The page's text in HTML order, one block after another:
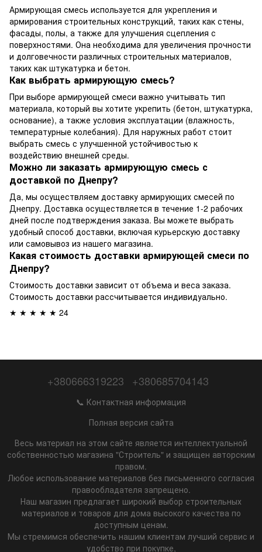
Армирующая смесь используется для укрепления и
армирования строительных конструкций, таких как стены,
фасады, полы, а также для улучшения сцепления с
поверхностями. Она необходима для увеличения прочности
и долговечности различных строительных материалов,
таких как штукатурка и бетон.
Как выбрать армирующую смесь?
При выборе армирующей смеси важно учитывать тип
материала, который вы хотите укрепить (бетон, штукатурка,
основание), а также условия эксплуатации (влажность,
температурные колебания). Для наружных работ стоит
выбрать смесь с улучшенной устойчивостью к
воздействию внешней среды.
Можно ли заказать армирующую смесь с
доставкой по Днепру?
Да, мы осуществляем доставку армирующих смесей по
Днепру. Доставка осуществляется в течение 1-2 рабочих
дней после подтверждения заказа. Вы можете выбрать
удобный способ доставки, включая курьерскую доставку
или самовывоз из нашего магазина.
Какая стоимость доставки армирующей смеси по
Днепру?
Стоимость доставки зависит от объема и веса заказа.
Стоимость доставки рассчитывается индивидуально.
★ ★ ★ ★ ★ 24
+380666319223 +380685704143
📞 Контактная информация
Полная версия сайта
Весь материал на этом сайте является интеллектуальной
собственностью магазина "Строитель" и защищен авторским
правом.
Любое использование материалов без письменного согласия
правообладателя запрещено.
Наш магазин предлагает широкий выбор строительных
материалов и товаров для дома высокого качества по
доступным ценам.
Мы стремимся обеспечить нашим клиентам лучший сервис и
удобство при покупке,